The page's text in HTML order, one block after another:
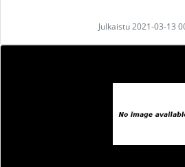
Julkaistu 2021-03-13